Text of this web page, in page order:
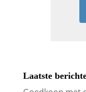
Laatste